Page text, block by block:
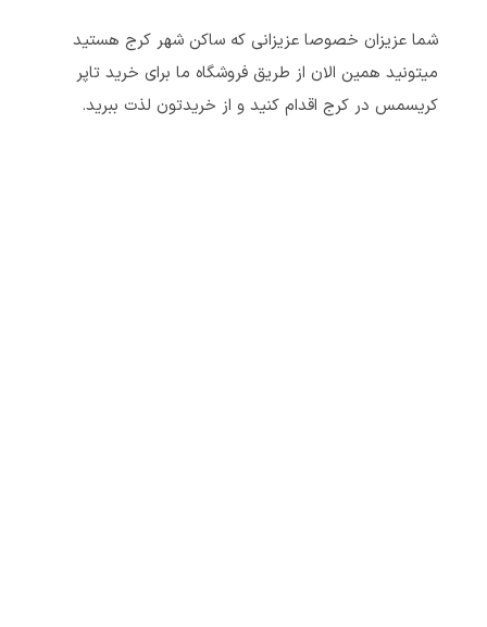
شما عزیزان خصوصا عزیزانی که ساکن شهر کرج هستید
میتونید همین الان از طریق فروشگاه ما برای خرید تاپر
کریسمس در کرج اقدام کنید و از خریدتون لذت ببرید.